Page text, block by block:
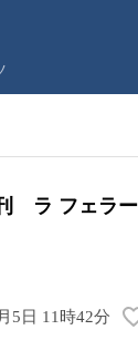
ラ フェラ
5日 11時42分